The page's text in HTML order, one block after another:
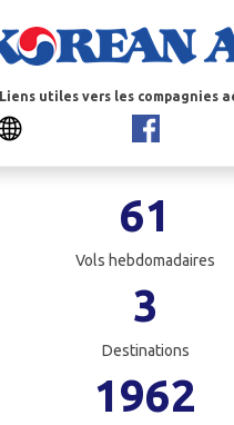
Liens utiles vers les compagnies
61
Vols hebdomadaires
3
Destinations
1962